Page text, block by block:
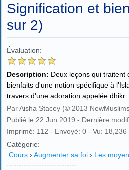
Signification et
sur 2)
Évaluation:
Description: Deux leçons qui traitent
bienfaits d'une notion spécifique à
travers d'une adoration appelée dhikr.
Par Aisha Stacey (© 2013
Publié le 22 Jun 2019 - Dernière
Imprimé: 112 - Envoyé: 0 - Vu:
Catégorie:
Cours › Augmenter sa foi › Les